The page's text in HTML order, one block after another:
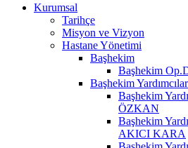
Kurumsal
Tarihçe
Misyon ve Vizyon
Hastane Yönetimi
Başhekim
Başhekim
Başhekim
Başhekim
ÖZKAN
Başhekim
AKICI KARA